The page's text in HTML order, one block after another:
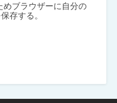
めブラウザーに自分の
存する。